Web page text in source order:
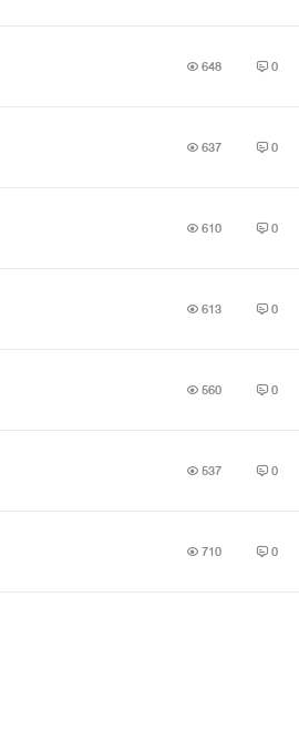
648 0
637 0
610 0
613 0
560 0
537 0
710 0